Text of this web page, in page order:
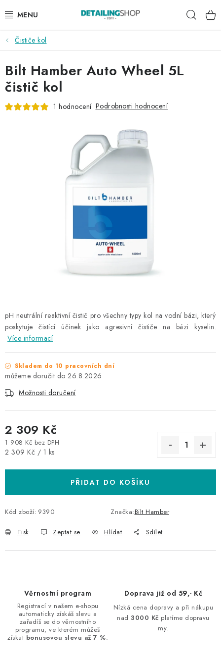
na
AKCE
NOVINKY
EXTERIÉR
DÁRKOVÉ SADY A POUKAZY
PRODÁVANÉ ZNAČKY
Věrnostní program
Všeobecné obchodní podmínky
Podmínky ochrany osobních údajů
Čističe kol
pH neutrální reaktivní čistič pro všechny typy kol na vodní bázi, který
poskytuje čistící účinek jako agresivní čističe na bázi kyselin.
Více informací
Skladem do 10 pracovních dní
26.8.2026
Možnosti doručení
2 309 Kč
1 908 Kč bez DPH
Měrná cena:
2 309 Kč / 1 ks
PŘIDAT DO KOŠÍKU
Kód zboží: 9390 Značka:Bilt Hamber
Tisk Zeptat se Hlídat Sdílet
Bilt Hamber Auto Wheel 5L
čistič kol
1 hodnocení Podrobnosti hodnocení
Věrnostní program
Registrací v našem e-shopu
automaticky získáš slevu a
zařadíš se do věrnostního
programu, ve kterém můžeš
získat bonusovou slevu až 7 %.
Doprava již od 59,- Kč
Nízká cena dopravy a při nákupu
nad3000 Kč platíme dopravu
my.